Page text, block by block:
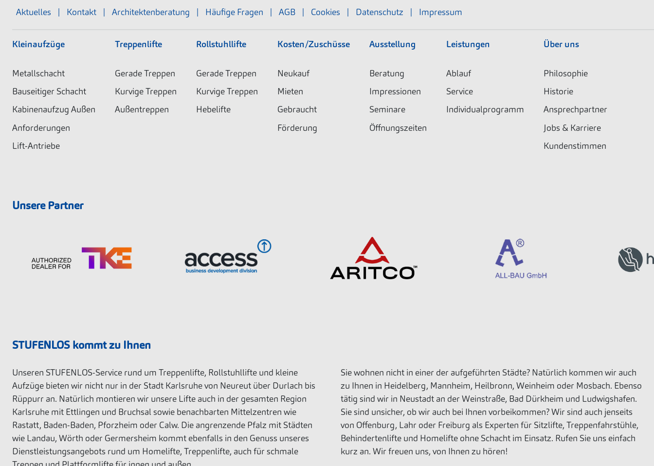
Aktuelles | Kontakt | Architektenberatung | Häufige Fragen | AGB | Cookies | Datenschutz | Impressum
Kleinaufzüge
Metallschacht
Bauseitiger Schacht
Kabinenaufzug Außen
Anforderungen
Lift-Antriebe
Treppenlifte
Gerade Treppen
Kurvige Treppen
Außentreppen
Rollstuhllifte
Gerade Treppen
Kurvige Treppen
Hebelifte
Kosten/Zuschüsse
Neukauf
Mieten
Gebraucht
Förderung
Ausstellung
Beratung
Impressionen
Seminare
Öffnungszeiten
Leistungen
Ablauf
Service
Individualprogramm
Über uns
Philosophie
Historie
Ansprechpartner
Jobs & Karriere
Kundenstimmen
Unsere Partner
STUFENLOS kommt zu Ihnen
Unseren STUFENLOS-Service rund um Treppenlifte, Rollstuhllifte und kleine
Aufzüge bieten wir nicht nur in der Stadt Karlsruhe von Neureut über Durlach bis
Rüppurr an. Natürlich montieren wir unsere Lifte auch in der gesamten Region
Karlsruhe mit Ettlingen und Bruchsal sowie benachbarten Mittelzentren wie
Rastatt, Baden-Baden, Pforzheim oder Calw. Die angrenzende Pfalz mit Städten
wie Landau, Wörth oder Germersheim kommt ebenfalls in den Genuss unseres
Dienstleistungsangebots rund um Homelifte, Treppenlifte, auch für schmale
Sie wohnen nicht in einer der aufgeführten Städte? Natürlich kommen wir auch
zu Ihnen in Heidelberg, Mannheim, Heilbronn, Weinheim oder Mosbach. Ebenso
tätig sind wir in Neustadt an der Weinstraße, Bad Dürkheim und Ludwigshafen.
Sie sind unsicher, ob wir auch bei Ihnen vorbeikommen? Wir sind auch jenseits
von Offenburg, Lahr oder Freiburg als Experten für Sitzlifte, Treppenfahrstühle,
Behindertenlifte und Homelifte ohne Schacht im Einsatz. Rufen Sie uns einfach
kurz an. Wir freuen uns, von Ihnen zu hören!